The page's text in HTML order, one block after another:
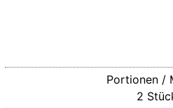
Portionen /
2